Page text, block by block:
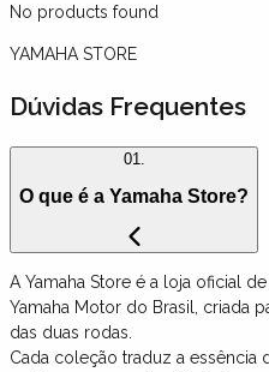
No products found
YAMAHA STORE
Dúvidas Frequentes
01.
O que é a Yamaha Store?
A Yamaha Store é a loja oficial
Yamaha Motor do Brasil, criada
das duas rodas.
Cada coleção traduz a essência